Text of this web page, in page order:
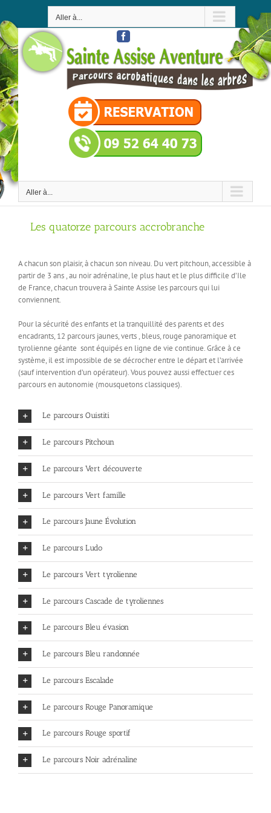
contenu
Aller à...
Facebook
Aller à...
Les quatorze parcours accrobranche
A chacun son plaisir, à chacun son niveau. Du vert pitchoun, accessible à
partir de 3 ans , au noir adrénaline, le plus haut et le plus difficile d’Ile
de France, chacun trouvera à Sainte Assise les parcours qui lui
conviennent.
Pour la sécurité des enfants et la tranquillité des parents et des
encadrants, 12 parcours jaunes, verts , bleus, rouge panoramique et
tyrolienne géante sont équipés en ligne de vie continue. Grâce à ce
système, il est impossible de se décrocher entre le départ et l’arrivée
(sauf intervention d’un opérateur). Vous pouvez aussi effectuer ces
parcours en autonomie (mousquetons classiques).
Le parcours Ouistiti
Le parcours Pitchoun
Le parcours Vert découverte
Le parcours Vert famille
Le parcours Jaune Évolution
Le parcours Ludo
Le parcours Vert tyrolienne
Le parcours Cascade de tyroliennes
Le parcours Bleu évasion
Le parcours Bleu randonnée
Le parcours Escalade
Le parcours Rouge Panoramique
Le parcours Rouge sportif
Le parcours Noir adrénaline